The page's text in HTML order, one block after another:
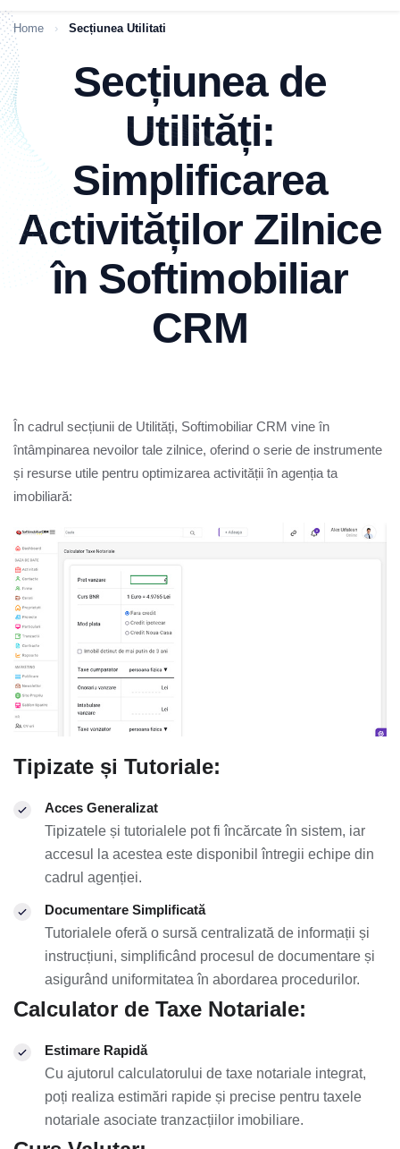
Home › Secțiunea Utilitati
Secțiunea de
Utilități:
Simplificarea
Activităților Zilnice
în Softimobiliar
CRM
În cadrul secțiunii de Utilități, Softimobiliar CRM vine în
întâmpinarea nevoilor tale zilnice, oferind o serie de instrumente
și resurse utile pentru optimizarea activității în agenția ta
imobiliară:
Tipizate și Tutoriale:
Acces Generalizat
Tipizatele și tutorialele pot fi încărcate în sistem, iar
accesul la acestea este disponibil întregii echipe din
cadrul agenției.
Documentare Simplificată
Tutorialele oferă o sursă centralizată de informații și
instrucțiuni, simplificând procesul de documentare și
asigurând uniformitatea în abordarea procedurilor.
Calculator de Taxe Notariale:
Estimare Rapidă
Cu ajutorul calculatorului de taxe notariale integrat,
poți realiza estimări rapide și precise pentru taxele
notariale asociate tranzacțiilor imobiliare.